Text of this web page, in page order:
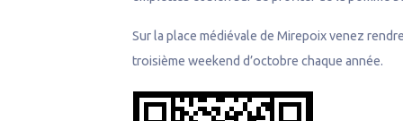
Sur la place médiévale de Mirepoix venez
troisième weekend d’octobre chaque année.